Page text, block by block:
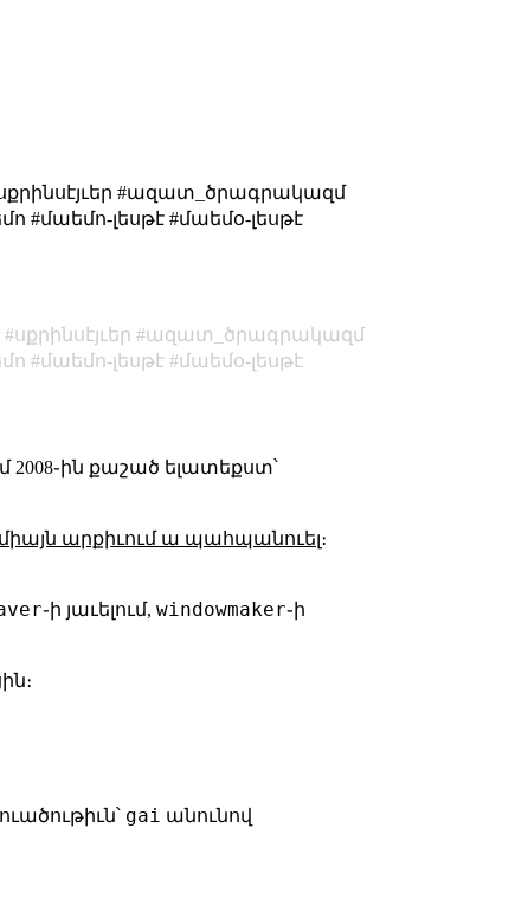
#ազատ_ծրագրակազմ
#մաեմո-լեսթէ #մաեմօ-լեսթէ
սքրինսէյւեր
ազատ_ծրագրակազմ
մաեմո-լեսթէ
մաեմօ-լեսթէ
2008֊ին քաշած ելատեքստ՝
միայն արքիւում ա պահպանուել։
֊ի յաւելում,windowmaker֊ի
gai անունով